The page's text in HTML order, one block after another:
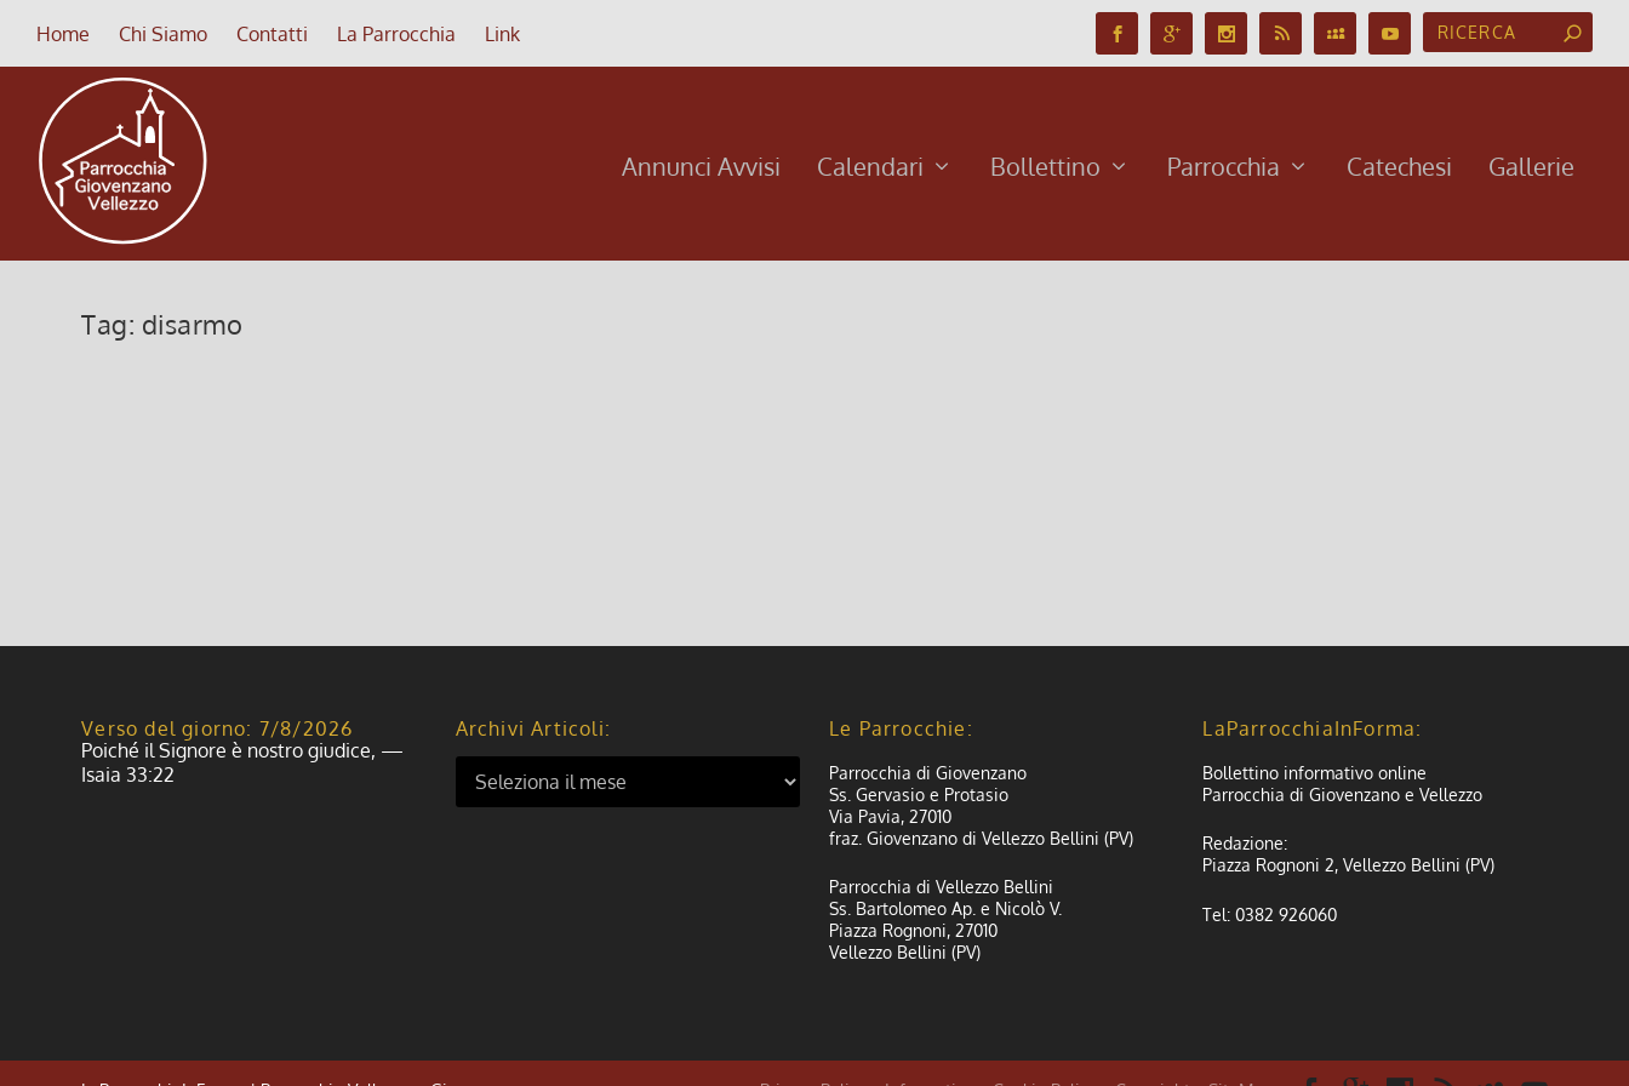
Home Chi Siamo Contatti La Parrocchia Link
Annunci Avvisi Calendari Bollettino Parrocchia Catechesi Gallerie
Tag: disarmo
Verso del giorno: 7/8/2026
Poiché il Signore è nostro giudice, —
Isaia 33:22
Archivi Articoli: Le Parrocchie:
Parrocchia di Giovenzano
Ss. Gervasio e Protasio
Via Pavia, 27010
fraz. Giovenzano di Vellezzo Bellini (PV)
Parrocchia di Vellezzo Bellini
Ss. Bartolomeo Ap. e Nicolò V.
Piazza Rognoni, 27010
Vellezzo Bellini (PV)
LaParrocchiaInForma:
Bollettino informativo online
Parrocchia di Giovenzano e Vellezzo
Redazione:
Piazza Rognoni 2, Vellezzo Bellini (PV)
Tel: 0382 926060